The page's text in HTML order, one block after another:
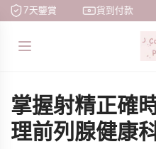
7天鑒賞 貨到付款
掌握射精正確
理前列腺健康